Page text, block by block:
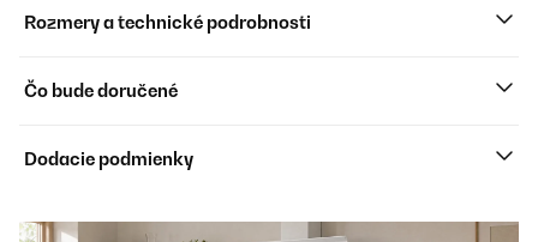
Rozmery a technické podrobnosti
Čo bude doručené
Dodacie podmienky